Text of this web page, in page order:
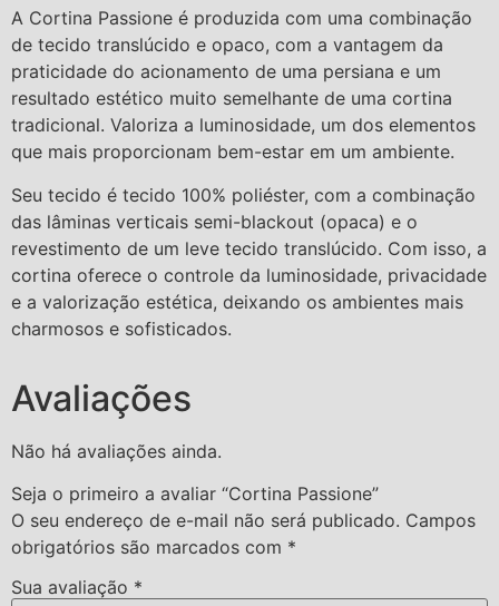
A Cortina Passione é produzida com uma combinação
de tecido translúcido e opaco, com a vantagem da
praticidade do acionamento de uma persiana e um
resultado estético muito semelhante de uma cortina
tradicional. Valoriza a luminosidade, um dos elementos
que mais proporcionam bem-estar em um ambiente.
Seu tecido é tecido 100% poliéster, com a combinação
das lâminas verticais semi-blackout (opaca) e o
revestimento de um leve tecido translúcido. Com isso, a
cortina oferece o controle da luminosidade, privacidade
e a valorização estética, deixando os ambientes mais
charmosos e sofisticados.
Avaliações
Não há avaliações ainda.
Seja o primeiro a avaliar “Cortina Passione”
O seu endereço de e-mail não será publicado. Campos
obrigatórios são marcados com *
Sua avaliação *